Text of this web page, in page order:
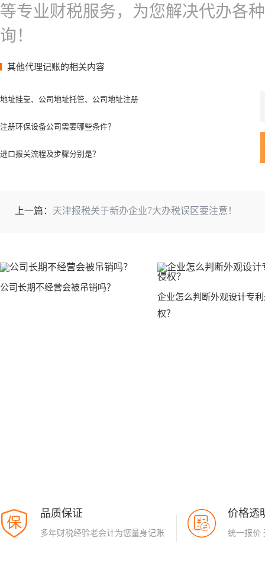
等专业财税服务，为您解决代办各
询！
其他代理记账的相关内容
地址挂靠、公司地址托管、公司地址注册
注册环保设备公司需要哪些条件？
进口报关流程及步骤分别是？
上一篇： 天津报税关于新办企业7大办税误区要注意！
公司长期不经营会被吊销吗？
企业怎么判断外观设计专
权？
品质保证
多年财税经验老会计为您量身记账
价格透
统一报价